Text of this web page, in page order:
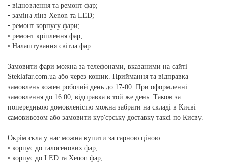
• відновлення та ремонт фар;
• заміна лінз Xenon та LED;
• ремонт корпусу фари;
• ремонт кріплення фар;
• Налаштування світла фар.
Замовити фари можна за телефонами, вказаними на сайті
Steklafar.com.ua або через кошик. Приймання та відправка
замовлень кожен робочий день до 17-00. При оформленні
замовлення до 16:00, відправка в той же день. Також за
попередньою домовленістю можна забрати на складі в Києві
самовивозом або замовити кур'єрську доставку таксі по Києву.
Окрім скла у нас можна купити за гарною ціною:
• корпус до галогенових фар;
• корпус до LED та Xenon фар;